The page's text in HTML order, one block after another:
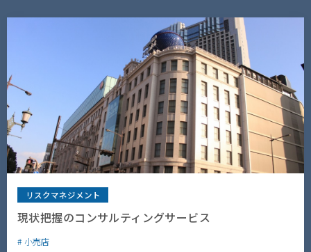
リスクマネジメント
現状把握のコンサルティングサービス
小売店